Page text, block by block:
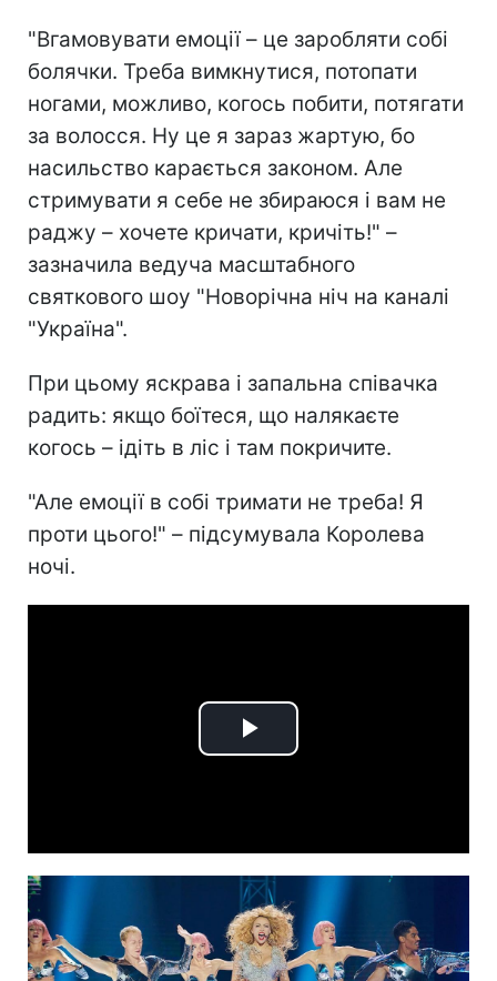
"Вгамовувати емоції – це заробляти собі
болячки. Треба вимкнутися, потопати
ногами, можливо, когось побити, потягати
за волосся. Ну це я зараз жартую, бо
насильство карається законом. Але
стримувати я себе не збираюся і вам не
раджу – хочете кричати, кричіть!" –
зазначила ведуча масштабного
святкового шоу "Новорічна ніч на каналі
"Україна".
При цьому яскрава і запальна співачка
радить: якщо боїтеся, що налякаєте
когось – ідіть в ліс і там покричите.
"Але емоції в собі тримати не треба! Я
проти цього!" – підсумувала Королева
ночі.
Play